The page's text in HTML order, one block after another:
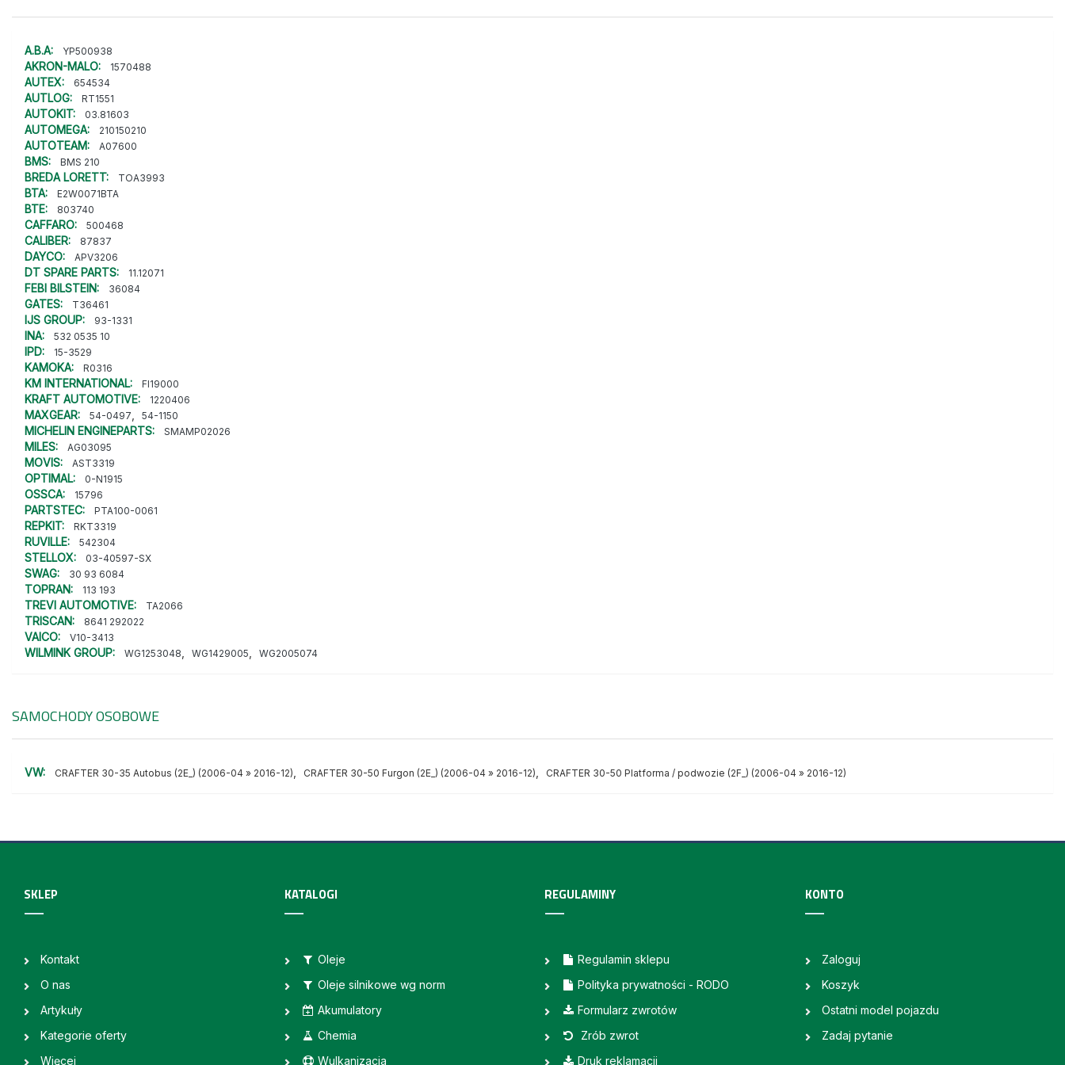
A.B.A: YP500938
AKRON-MALO: 1570488
AUTEX: 654534
AUTLOG: RT1551
AUTOKIT: 03.81603
AUTOMEGA: 210150210
AUTOTEAM: A07600
BMS: BMS 210
BREDA LORETT: TOA3993
BTA: E2W0071BTA
BTE: 803740
CAFFARO: 500468
CALIBER: 87837
DAYCO: APV3206
DT SPARE PARTS: 11.12071
FEBI BILSTEIN: 36084
GATES: T36461
IJS GROUP: 93-1331
INA: 532 0535 10
IPD: 15-3529
KAMOKA: R0316
KM INTERNATIONAL: FI19000
KRAFT AUTOMOTIVE: 1220406
MAXGEAR: 54-0497 54-1150
MICHELIN ENGINEPARTS: SMAMP02026
MILES: AG03095
MOVIS: AST3319
OPTIMAL: 0-N1915
OSSCA: 15796
PARTSTEC: PTA100-0061
REPKIT: RKT3319
RUVILLE: 542304
STELLOX: 03-40597-SX
SWAG: 30 93 6084
TOPRAN: 113 193
TREVI AUTOMOTIVE: TA2066
TRISCAN: 8641 292022
VAICO: V10-3413
WILMINK GROUP: WG1253048 WG1429005 WG2005074
SAMOCHODY OSOBOWE
VW: CRAFTER 30-35 Autobus (2E_) (2006-04 » 2016-12) CRAFTER 30-50 Furgon (2E_) (2006-04 » 2016-12) CRAFTER 30-50 Platforma / podwozie (2F_) (2006-04 » 2016-12)
SKLEP
Kontakt
O nas
Artykuły
Kategorie oferty
Więcej
KATALOGI
Oleje
Oleje silnikowe wg norm
Akumulatory
Chemia
Wulkanizacja
REGULAMINY
Regulamin sklepu
Polityka prywatności - RODO
Formularz zwrotów
Zrób zwrot
Druk reklamacji
KONTO
Zaloguj
Koszyk
Ostatni model pojazdu
Zadaj pytanie